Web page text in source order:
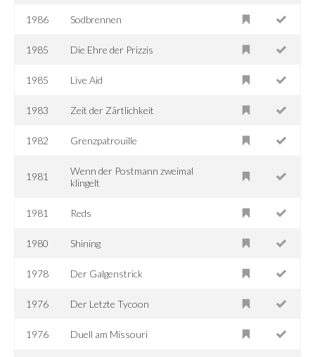
1986 Sodbrennen
1985 Die Ehre der Prizzis
1985 Live Aid
1983 Zeit der Zärtlichkeit
1982 Grenzpatrouille
1981
Wenn der Postmann zweimal
klingelt
1981 Reds
1980 Shining
1978 Der Galgenstrick
1976 Der Letzte Tycoon
1976 Duell am Missouri